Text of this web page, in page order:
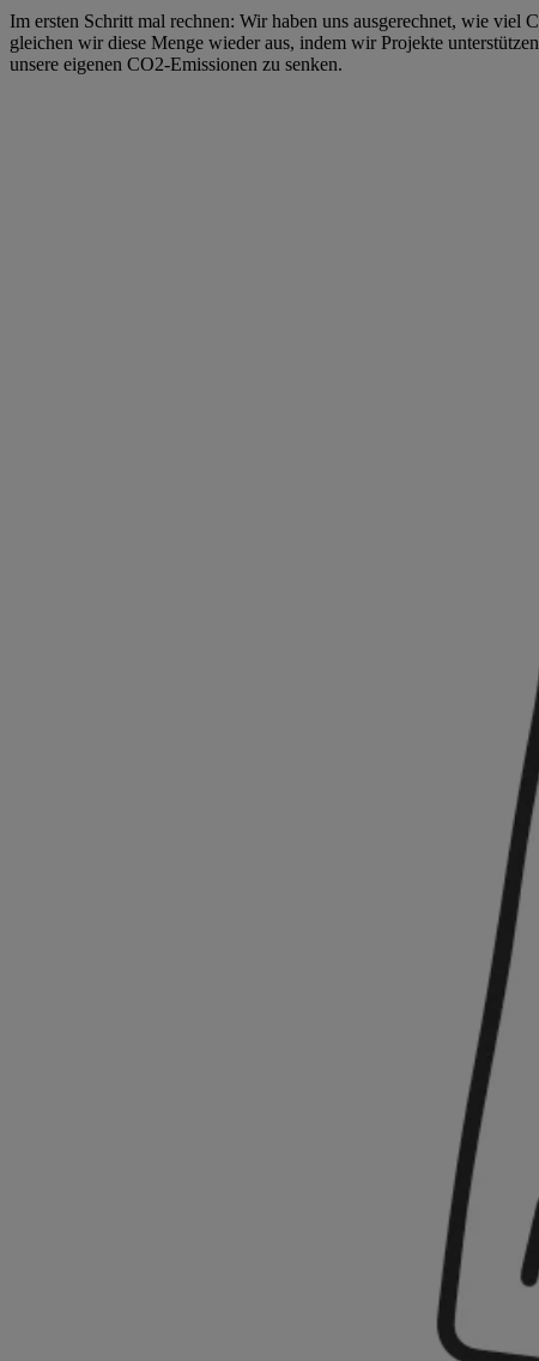
Im ersten Schritt mal rechnen: Wir haben uns ausgerechnet, wie viel
gleichen wir diese Menge wieder aus, indem wir Projekte
unsere eigenen CO2-Emissionen zu senken.